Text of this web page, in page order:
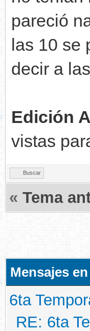
pareció
las 10 se
decir a
Edición
vistas
Buscar
« Tema
Mensajes
6ta
RE: 6ta